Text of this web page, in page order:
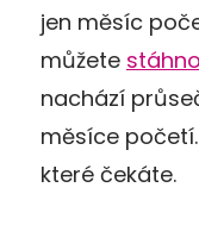
jen měsíc
můžete
nachází
měsíce
které čekáte.